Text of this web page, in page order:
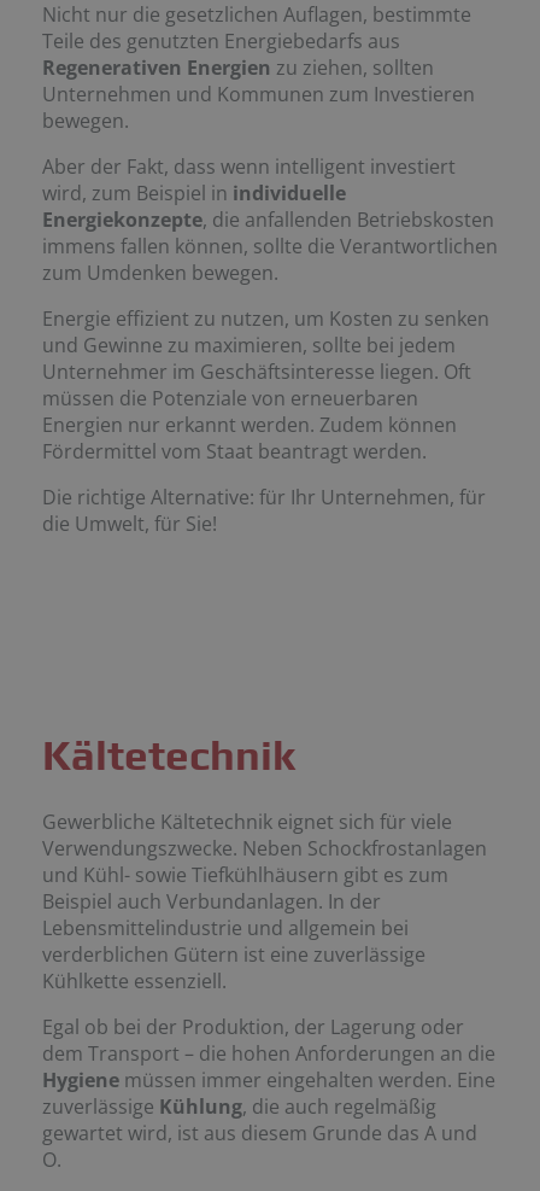
Nicht nur die gesetzlichen Auflagen, bestimmte
Teile des genutzten Energiebedarfs aus
Regenerativen Energien zu ziehen, sollten
Unternehmen und Kommunen zum Investieren
bewegen.
Aber der Fakt, dass wenn intelligent investiert
wird, zum Beispiel in individuelle
Energiekonzepte, die anfallenden Betriebskosten
immens fallen können, sollte die Verantwortlichen
zum Umdenken bewegen.
Energie effizient zu nutzen, um Kosten zu senken
und Gewinne zu maximieren, sollte bei jedem
Unternehmer im Geschäftsinteresse liegen. Oft
müssen die Potenziale von erneuerbaren
Energien nur erkannt werden. Zudem können
Fördermittel vom Staat beantragt werden.
Die richtige Alternative: für Ihr Unternehmen, für
die Umwelt, für Sie!
Kältetechnik
Gewerbliche Kältetechnik eignet sich für viele
Verwendungszwecke. Neben Schockfrostanlagen
und Kühl- sowie Tiefkühlhäusern gibt es zum
Beispiel auch Verbundanlagen. In der
Lebensmittelindustrie und allgemein bei
verderblichen Gütern ist eine zuverlässige
Kühlkette essenziell.
Egal ob bei der Produktion, der Lagerung oder
dem Transport – die hohen Anforderungen an die
Hygiene müssen immer eingehalten werden. Eine
zuverlässige Kühlung, die auch regelmäßig
gewartet wird, ist aus diesem Grunde das A und
O.